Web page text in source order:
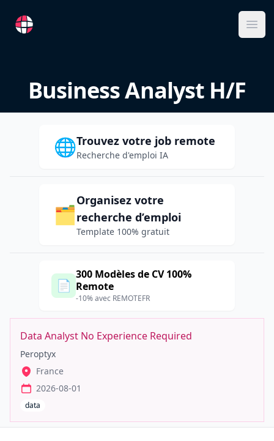
RemoteFR
Business Analyst H/F
🌐Trouvez votre job remote
Recherche d'emploi IA
🗂️
Organisez votre
recherche d’emploi
Template 100% gratuit
📄
300 Modèles de CV 100%
Remote
-10% avec REMOTEFR
Data Analyst No Experience Required
Peroptyx
France
2026-08-01
data